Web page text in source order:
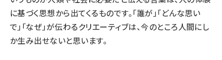
に基づく思想から出てくるものです。「誰が」「どんな思い
で」「なぜ」が伝わるクリエーティブは、今のところ人間にし
か生み出せないと思います。